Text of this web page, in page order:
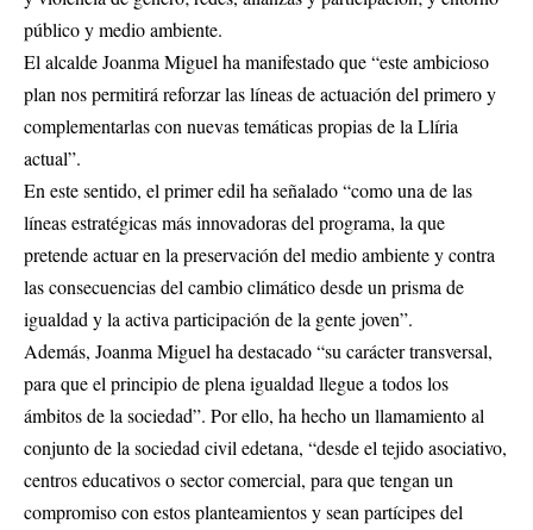
público y medio ambiente.
El alcalde Joanma Miguel ha manifestado que “este ambicioso
plan nos permitirá reforzar las líneas de actuación del primero y
complementarlas con nuevas temáticas propias de la Llíria
actual”.
En este sentido, el primer edil ha señalado “como una de las
líneas estratégicas más innovadoras del programa, la que
pretende actuar en la preservación del medio ambiente y contra
las consecuencias del cambio climático desde un prisma de
igualdad y la activa participación de la gente joven”.
Además, Joanma Miguel ha destacado “su carácter transversal,
para que el principio de plena igualdad llegue a todos los
ámbitos de la sociedad”. Por ello, ha hecho un llamamiento al
conjunto de la sociedad civil edetana, “desde el tejido asociativo,
centros educativos o sector comercial, para que tengan un
compromiso con estos planteamientos y sean partícipes del